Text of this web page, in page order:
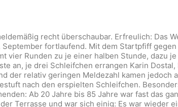
recht überschaubar. Erfreulich: Das
fortlaufend. Mit dem Startpfiff
vier Runden zu je einer halben Stunde, dazu
an, je drei Schleifchen errangen Karin
der relativ geringen Meldezahl kamen
nach den erspielten Schleifchen.
Ab 20 Jahre bis 85 Jahre war fast das
Terrasse und war sich einig: Es war wieder